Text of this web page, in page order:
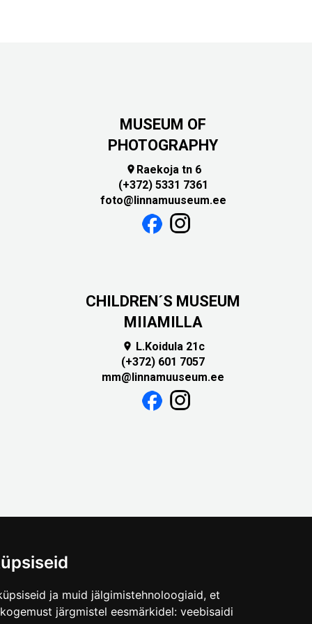
ja muid jälgimistehnoloogiaid, et
järgmistel eesmärkidel: veebisaidi
MUSEUM OF
PHOTOGRAPHY
 Raekoja tn 6
(+372) 5331 7361
foto@linnamuuseum.ee
CHILDREN´S MUSEUM
MIIAMILLA
 L.Koidula 21c
(+372) 601 7057
mm@linnamuuseum.ee